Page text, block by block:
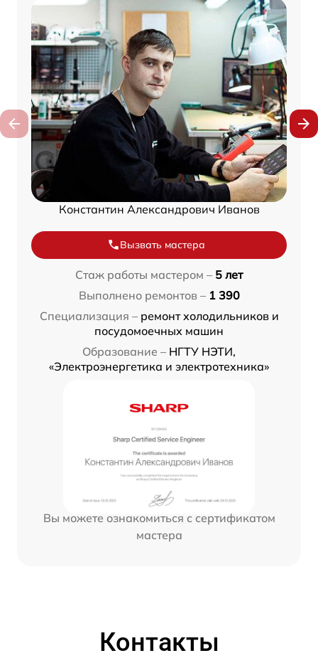
Константин Александрович Иванов
Вызвать мастера
Стаж работы мастером – 5 лет
Выполнено ремонтов – 1 390
Специализация – ремонт холодильников и
посудомоечных машин
Образование – НГТУ НЭТИ,
«Электроэнергетика и электротехника»
Вы можете ознакомиться с сертификатом
мастера
Контакты